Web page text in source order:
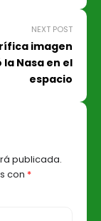
NEXT POST
imagen
Nasa en el
espacio
publicada.
con *